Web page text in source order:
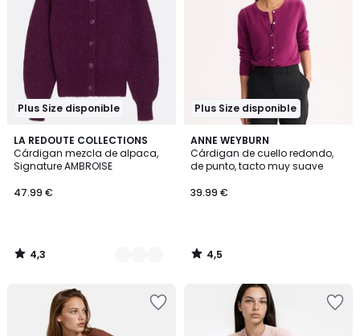
Plus Size disponible
LA REDOUTE COLLECTIONS
Cárdigan mezcla de alpaca,
Signature AMBROISE
47.99 €
4,3
/ 5
2
Colores
4,3
/
Plus Size disponible
ANNE WEYBURN
Cárdigan de cuello redondo,
de punto, tacto muy suave
39.99 €
4,5
/ 5
4,5
/